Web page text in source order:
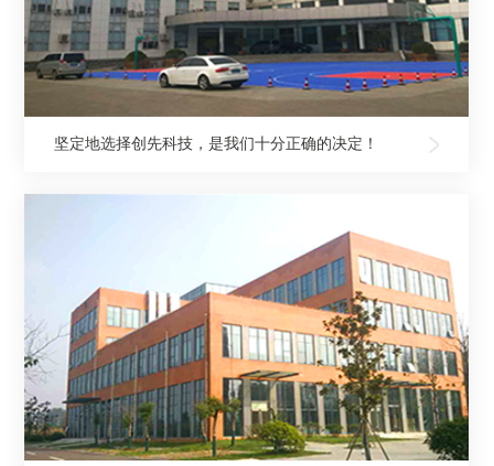
坚定地选择创先科技，是我们十分正确的决定！